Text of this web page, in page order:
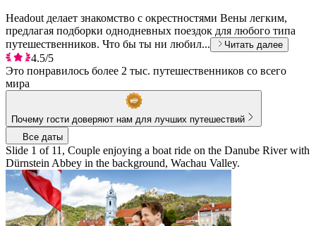
Headout делает знакомство с окрестностями Вены легким,
предлагая подборки однодневных поездок для любого типа
путешественников. Что бы ты ни любил...
Читать далее
4.5/5
Это понравилось более 2 тыс. путешественников со всего
мира
Почему гости доверяют нам для лучших путешествий
Все даты
Slide 1 of 11, Couple enjoying a boat ride on the Danube River with
Dürnstein Abbey in the background, Wachau Valley.